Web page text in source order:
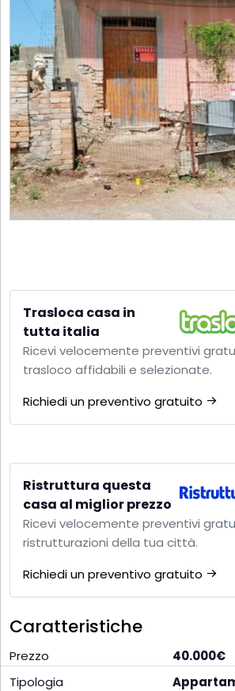
Trasloca casa in
tutta italia
Ricevi velocemente preventivi
trasloco affidabili e selezionate.
Richiedi un preventivo gratuito
Ristruttura questa
casa al miglior prezzo
Ricevi velocemente preventivi
ristrutturazioni della tua città.
Richiedi un preventivo gratuito
Caratteristiche
Prezzo
40.000€
Tipologia